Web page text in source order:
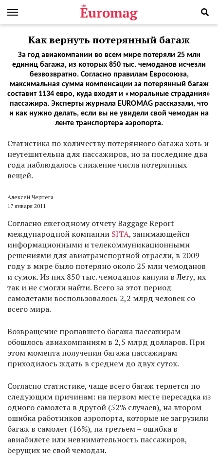
Как вернуть потерянный багаж
За год авиакомпании во всем мире потеряли 25 млн
единиц багажа, из которых 850 тыс. чемоданов исчезли
безвозвратно. Согласно правилам Евросоюза,
максимальная сумма компенсации за потерянный багаж
составит 1134 евро, куда входят и «моральные страдания»
пассажира. Эксперты журнала EUROMAG рассказали, что
и как нужно делать, если вы не увидели свой чемодан на
ленте транспортера аэропорта.
Статистика по количеству потерянного багажа хоть и
неутешительна для пассажиров, но за последние два
года наблюдалось снижение числа потерянных
вещей.
Алексей Чернега
17 января 2011
Согласно ежегодному отчету Baggage Report
международной компании SITA, занимающейся
информационными и телекоммуникационными
решениями для авиатранспортной отрасли, в 2009
году в мире было потеряно около 25 млн чемоданов
и сумок. Из них 850 тыс. чемоданов канули в Лету, их
так и не смогли найти. Всего за этот период
самолетами воспользовалось 2,2 млрд человек со
всего мира.
Возвращение пропавшего багажа пассажирам
обошлось авиакомпаниям в 2,5 млрд долларов. При
этом момента получения багажа пассажирам
приходилось ждать в среднем до двух суток.
Согласно статистике, чаще всего багаж теряется по
следующим причинам: на первом месте пересадка из
одного самолета в другой (52% случаев), на втором –
ошибка работников аэропорта, которые не загрузили
багаж в самолет (16%), на третьем – ошибка в
авиабилете или невнимательность пассажиров,
берущих не свой чемодан.